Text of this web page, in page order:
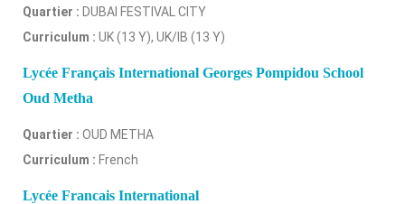
Quartier : DUBAI FESTIVAL CITY
Curriculum : UK (13 Y), UK/IB (13 Y)
Lycée Français International Georges Pompidou School
Oud Metha
Quartier : OUD METHA
Curriculum : French
Lycée Francais International